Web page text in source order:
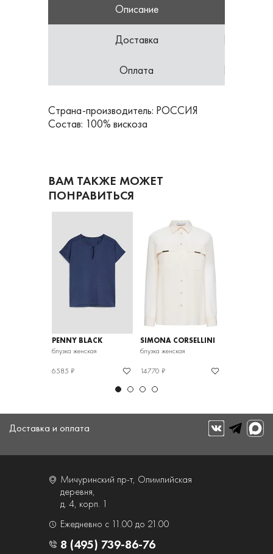
Описание
Доставка
Оплата
Страна-производитель: РОССИЯ
Состав: 100% вискоза
ВАМ ТАКЖЕ МОЖЕТ
ПОНРАВИТЬСЯ
PENNY BLACK
блузка женская
6585 ₽
SIMONA CORSELLINI
блузка женская
14770 ₽
Доставка и оплата
Мичуринский пр-т, Олимпийская
деревня,
д. 4, корп. 1
Ежедневно с 11.00 до 21.00
8 (495) 739-86-76